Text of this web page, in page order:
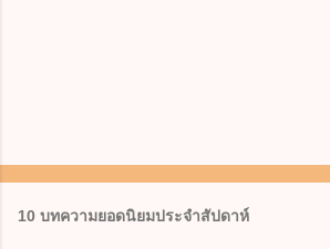
10 บทความยอดนิยมประจำสัปดาห์